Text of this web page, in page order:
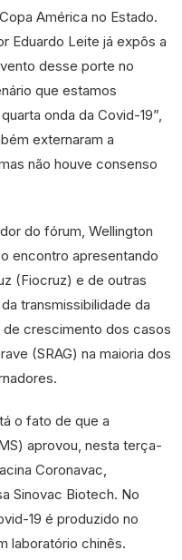
América no Estado.
Eduardo Leite já expôs a
desse porte no
que estamos
onda da Covid-19”,
externaram a
não houve consenso
do fórum, Wellington
encontro apresentando
(Fiocruz) e de outras
transmissibilidade da
de crescimento dos casos
(SRAG) na maioria dos
o fato de que a
aprovou, nesta terça-
Coronavac,
Sinovac Biotech. No
19 é produzido no
laboratório chinês.